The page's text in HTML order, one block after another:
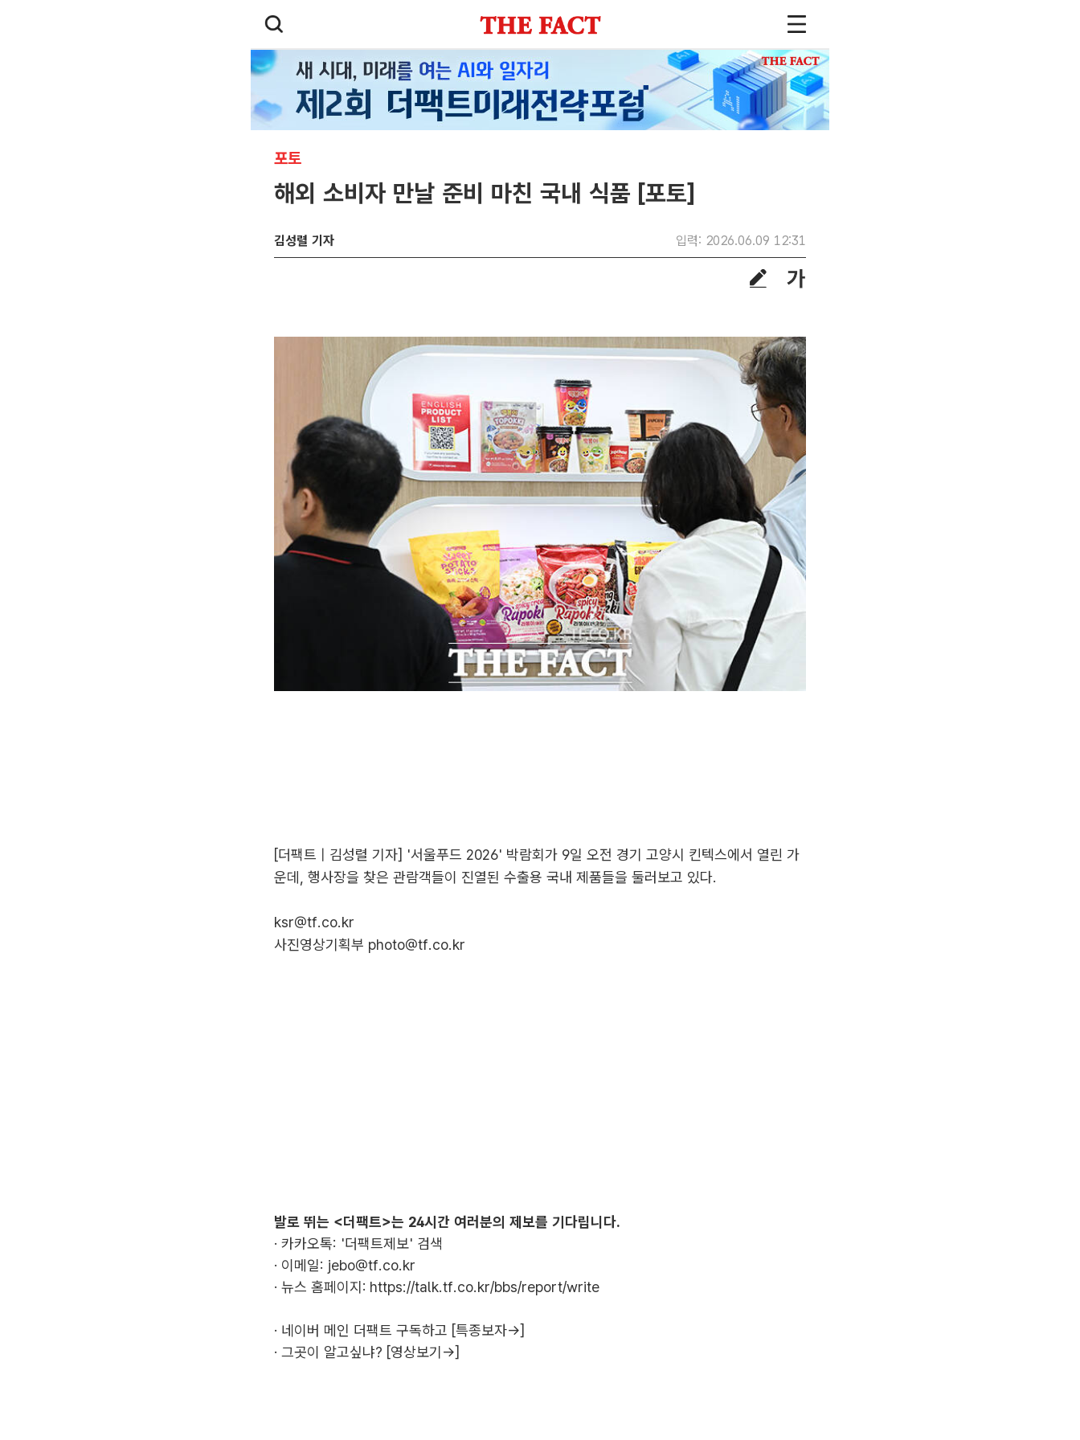
포토
해외 소비자 만날 준비 마친 국내 식품 [포토]
김성렬 기자 입력: 2026.06.09 12:31
[더팩트 | 김성렬 기자] '서울푸드 2026' 박람회가 9일 오전 경기 고양시 킨텍스에서 열린 가
운데, 행사장을 찾은 관람객들이 진열된 수출용 국내 제품들을 둘러보고 있다.
ksr@tf.co.kr
사진영상기획부 photo@tf.co.kr
발로 뛰는 <더팩트>는 24시간 여러분의 제보를 기다립니다.
· 카카오톡: '더팩트제보' 검색
· 이메일: jebo@tf.co.kr
· 뉴스 홈페이지: https://talk.tf.co.kr/bbs/report/write
· 네이버 메인 더팩트 구독하고 [특종보자→]
· 그곳이 알고싶냐? [영상보기→]